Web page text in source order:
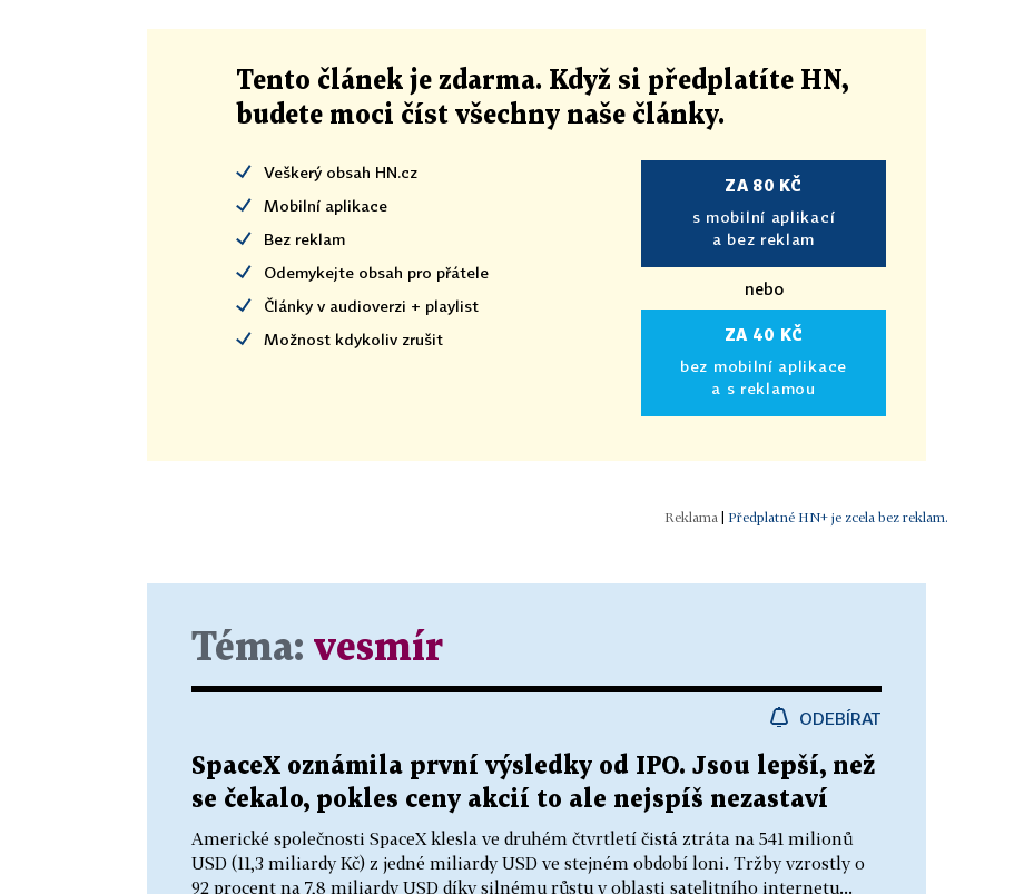
Tento článek je zdarma. Když si předplatíte HN,
budete moci číst všechny naše články.
Veškerý obsah HN.cz
Mobilní aplikace
Bez reklam
Odemykejte obsah pro přátele
Články v audioverzi + playlist
Možnost kdykoliv zrušit
ZA 80 KČ
s mobilní aplikací
a bez reklam
nebo
ZA 40 KČ
bez mobilní aplikace
a s reklamou
Předplatné HN+ je zcela bez reklam.
Téma: vesmír
ODEBÍRAT
SpaceX oznámila první výsledky od IPO. Jsou lepší, než
se čekalo, pokles ceny akcií to ale nejspíš nezastaví
Americké společnosti SpaceX klesla ve druhém čtvrtletí čistá ztráta na 541 milionů
USD (11,3 miliardy Kč) z jedné miliardy USD ve stejném období loni. Tržby vzrostly o
92 procent na 7,8 miliardy USD díky silnému růstu v oblasti satelitního internetu...